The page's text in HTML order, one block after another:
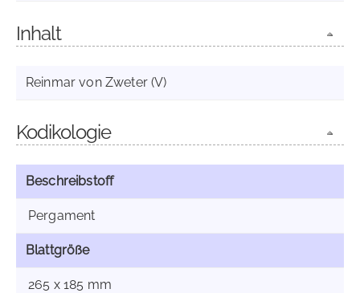
Inhalt
Reinmar von Zweter (V)
Kodikologie
Beschreibstoff
Pergament
Blattgröße
265 x 185 mm